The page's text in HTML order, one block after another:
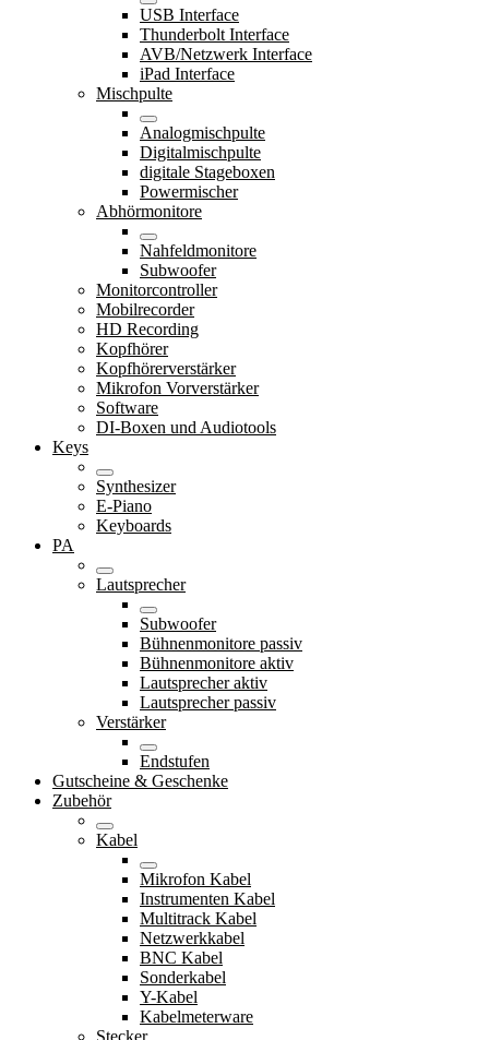
USB Interface
Thunderbolt Interface
AVB/Netzwerk Interface
iPad Interface
Mischpulte
Analogmischpulte
Digitalmischpulte
digitale Stageboxen
Powermischer
Abhörmonitore
Nahfeldmonitore
Subwoofer
Monitorcontroller
Mobilrecorder
HD Recording
Kopfhörer
Kopfhörerverstärker
Mikrofon Vorverstärker
Software
DI-Boxen und Audiotools
Keys
Synthesizer
E-Piano
Keyboards
PA
Lautsprecher
Subwoofer
Bühnenmonitore passiv
Bühnenmonitore aktiv
Lautsprecher aktiv
Lautsprecher passiv
Verstärker
Endstufen
Gutscheine & Geschenke
Zubehör
Kabel
Mikrofon Kabel
Instrumenten Kabel
Multitrack Kabel
Netzwerkkabel
BNC Kabel
Sonderkabel
Y-Kabel
Kabelmeterware
Stecker